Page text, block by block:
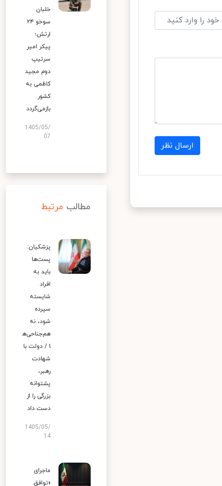
ارسال نظر
خلبان
سوخو ۲۴
ارتش؛
پیکر امیر
سرتیپ
دوم مجید
کاظمی به
کشور
بازمی‌گردد
1405/05/
07
مطالب مرتبط
پزشکیان:
پست‌ها
باید به
افراد
شایسته
سپرده
شود، نه
هم‌جناحی‌ه
ا / دولت با
شهادت
رهبر،
پشتوانه
بزرگی را از
دست داد
1405/05/
14
ماجرای
«توافق